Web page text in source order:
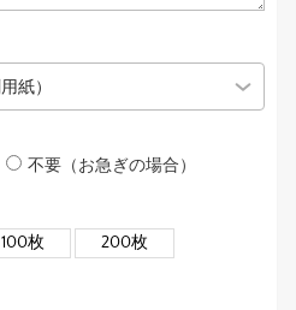
不要（お急ぎの場合）
100枚
200枚